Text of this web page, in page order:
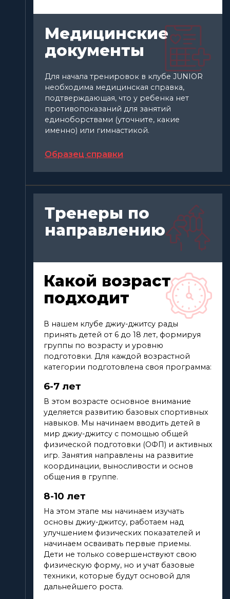
Медицинские
документы
Для начала тренировок в клубе JUNIOR
необходима медицинская справка,
подтверждающая, что у ребенка нет
противопоказаний для занятий
единоборствами (уточните, какие
именно) или гимнастикой.
Образец справки
Тренеры по
направлению
Какой возраст
подходит
В нашем клубе джиу-джитсу рады
принять детей от 6 до 18 лет, формируя
группы по возрасту и уровню
подготовки. Для каждой возрастной
категории подготовлена своя программа:
6-7 лет
В этом возрасте основное внимание
уделяется развитию базовых спортивных
навыков. Мы начинаем вводить детей в
мир джиу-джитсу с помощью общей
физической подготовки (ОФП) и активных
игр. Занятия направлены на развитие
координации, выносливости и основ
общения в группе.
8-10 лет
На этом этапе мы начинаем изучать
основы джиу-джитсу, работаем над
улучшением физических показателей и
начинаем осваивать первые приемы.
Дети не только совершенствуют свою
физическую форму, но и учат базовые
техники, которые будут основой для
дальнейшего роста.